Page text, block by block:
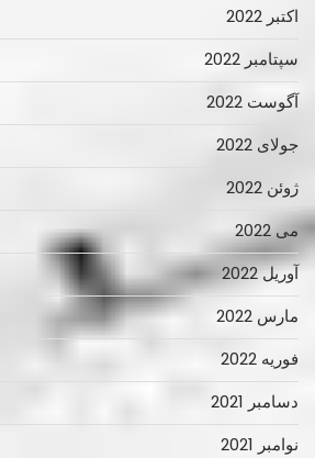
اکتبر 2022
سپتامبر 2022
آگوست 2022
جولای 2022
ژوئن 2022
می 2022
آوریل 2022
مارس 2022
فوریه 2022
دسامبر 2021
نوامبر 2021